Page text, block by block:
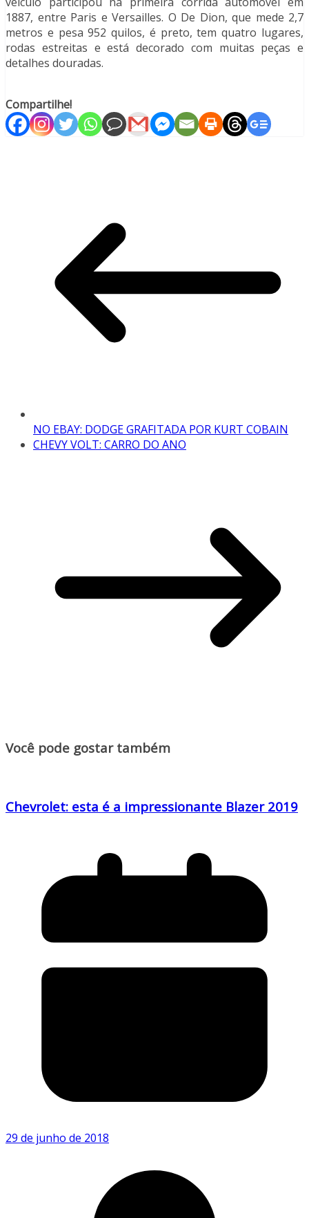
1887, entre Paris e Versailles. O De Dion, que mede 2,7
metros e pesa 952 quilos, é preto, tem quatro lugares,
rodas estreitas e está decorado com muitas peças e
detalhes douradas.
air
conditioning
Compartilhe!
NO EBAY: DODGE GRAFITADA POR KURT COBAIN
CHEVY VOLT: CARRO DO ANO
Você pode gostar também
Chevrolet: esta é a impressionante Blazer 2019
29 de junho de 2018